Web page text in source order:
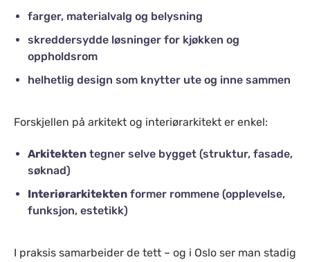
farger, materialvalg og belysning
skreddersydde løsninger for kjøkken og
oppholdsrom
helhetlig design som knytter ute og inne sammen
Forskjellen på arkitekt og interiørarkitekt er enkel:
Arkitekten tegner selve bygget (struktur, fasade,
søknad)
Interiørarkitekten former rommene (opplevelse,
funksjon, estetikk)
I praksis samarbeider de tett – og i Oslo ser man stadig